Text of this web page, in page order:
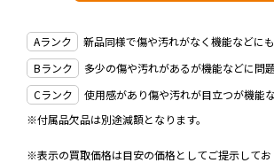
Aランク
新品同様で傷や汚れがなく機能などに
Bランク
多少の傷や汚れがあるが機能などに問
Cランク
使用感があり傷や汚れが目立つが機能
※付属品欠品は別途減額となります。
※表示の買取価格は目安の価格としてご提示してお